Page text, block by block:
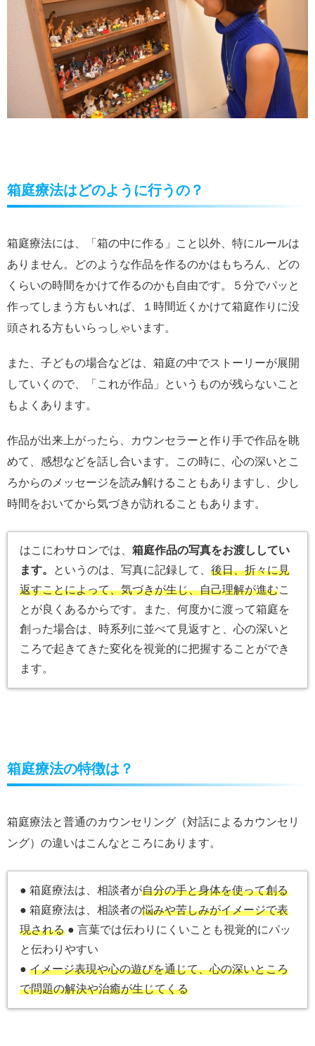
箱庭療法はどのように行うの？
箱庭療法には、「箱の中に作る」こと以外、特にルールは
ありません。どのような作品を作るのかはもちろん、どの
くらいの時間をかけて作るのかも自由です。５分でパッと
作ってしまう方もいれば、１時間近くかけて箱庭作りに没
頭される方もいらっしゃいます。
また、子どもの場合などは、箱庭の中でストーリーが展開
していくので、「これが作品」というものが残らないこと
もよくあります。
作品が出来上がったら、カウンセラーと作り手で作品を眺
めて、感想などを話し合います。この時に、心の深いとこ
ろからのメッセージを読み解けることもありますし、少し
時間をおいてから気づきが訪れることもあります。
はこにわサロンでは、箱庭作品の写真をお渡ししてい
ます。
というのは、写真に記録して、後日、折々に見
返すことによって、気づきが生じ、自己理解が進むこ
とが良くあるからです。また、何度かに渡って箱庭を
創った場合は、時系列に並べて見返すと、心の深いと
ころで起きてきた変化を視覚的に把握することができ
ます。
箱庭療法の特徴は？
箱庭療法と普通のカウンセリング（対話によるカウンセリ
ング）の違いはこんなところにあります。
● 箱庭療法は、相談者が自分の手と身体を使って創る
● 箱庭療法は、相談者の悩みや苦しみがイメージで表
現される ● 言葉では伝わりにくいことも視覚的にパッ
と伝わりやすい
●イメージ表現や心の遊びを通じて、心の深いところ
で問題の解決や治癒が生じてくる